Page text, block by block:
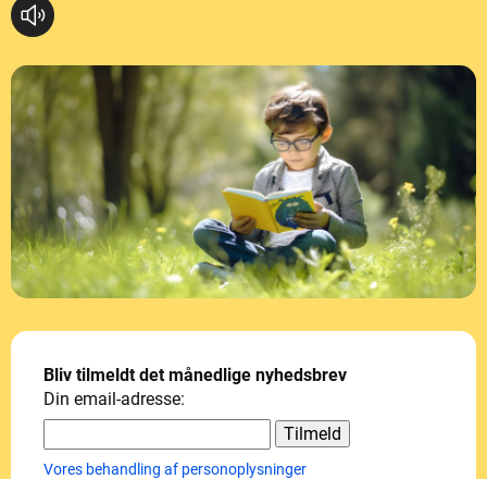
Bliv tilmeldt det månedlige nyhedsbrev
Din email-adresse:
Vores behandling af personoplysninger